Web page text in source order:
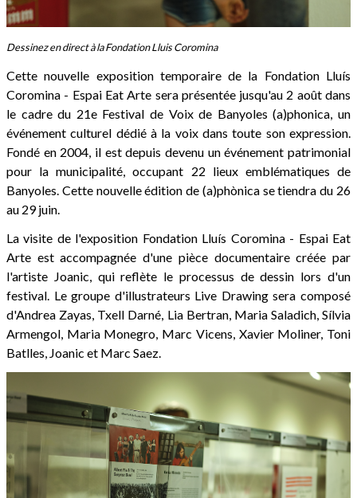
Dessinez en direct à la Fondation Lluis Coromina
Cette nouvelle exposition temporaire de la Fondation Lluís
Coromina - Espai Eat Arte sera présentée jusqu'au 2 août dans
le cadre du 21e Festival de Voix de Banyoles (a)phonica, un
événement culturel dédié à la voix dans toute son expression.
Fondé en 2004, il est depuis devenu un événement patrimonial
pour la municipalité, occupant 22 lieux emblématiques de
Banyoles. Cette nouvelle édition de (a)phònica se tiendra du 26
au 29 juin.
La visite de l'exposition Fondation Lluís Coromina - Espai Eat
Arte est accompagnée d'une pièce documentaire créée par
l'artiste Joanic, qui reflète le processus de dessin lors d'un
festival. Le groupe d'illustrateurs Live Drawing sera composé
d'Andrea Zayas, Txell Darné, Lia Bertran, Maria Saladich, Sílvia
Armengol, Maria Monegro, Marc Vicens, Xavier Moliner, Toni
Batlles, Joanic et Marc Saez.